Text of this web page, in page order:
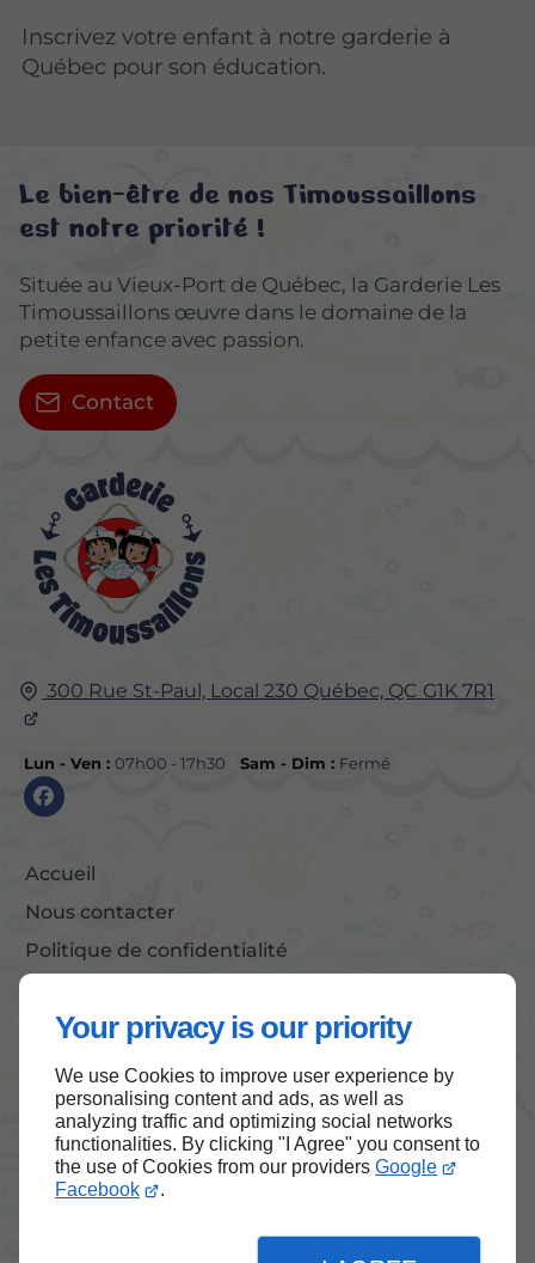
Your privacy is our priority
We use Cookies to improve user experience by
personalising content and ads, as well as
analyzing traffic and optimizing social networks
functionalities. By clicking "I Agree" you consent to
the use of Cookies from our providers Google
Facebook
.
Inscrivez votre enfant à notre garderie à
Québec pour son éducation.
300 Rue St-Paul, Local 230 Québec, QC G1K 7R1
Lun - Ven :07h00 - 17h30 Sam - Dim : Fermé
Accueil
Nous contacter
Politique de confidentialité
Le bien-être de nos Timoussaillons
est notre priorité !
Située au Vieux-Port de Québec, la Garderie Les
Timoussaillons œuvre dans le domaine de la
petite enfance avec passion.
Contact
Haut de page